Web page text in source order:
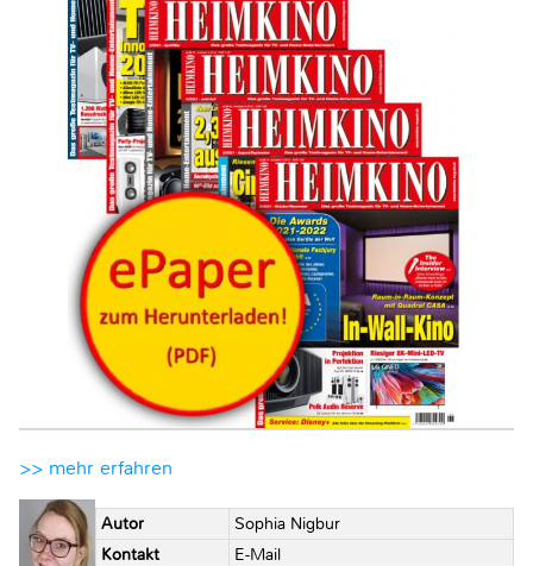
>> mehr erfahren
Autor
Sophia Nigbur
Kontakt
E-Mail